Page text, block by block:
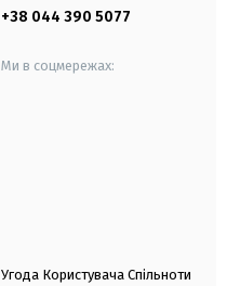
+38 044 390 5077
Ми в соцмережах:
Угода Користувача Спільноти